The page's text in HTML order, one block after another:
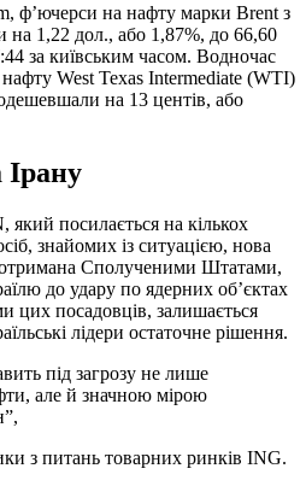
ф’ючерси на нафту марки Brent з
на 1,22 дол., або 1,87%, до 66,60
за київським часом. Водночас
West Texas Intermediate (WTI)
на 13 центів, або
посилається на кількох
знайомих із ситуацією, нова
отримана Сполученими Штатами,
до удару по ядерних об’єктах
цих посадовців, залишається
лідери остаточне рішення.
під загрозу не лише
але й значною мірою
з питань товарних ринків ING.